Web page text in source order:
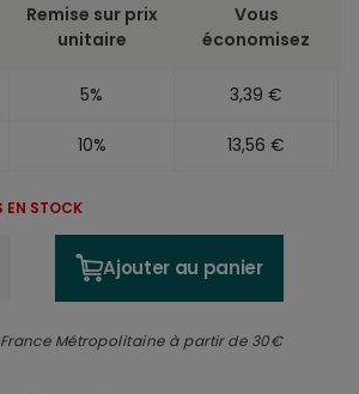
Remise sur prix
unitaire
Vous
économisez
5% 3,39 €
10% 13,56 €
EN STOCK
Ajouter au panier
Métropolitaine à partir de 30€